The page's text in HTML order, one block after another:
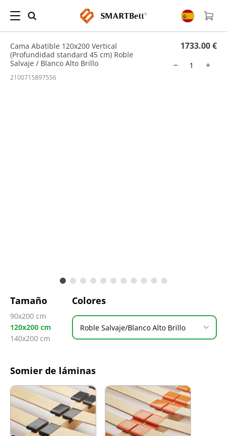
Hogar Cama Abatible
/ Cama Abatible 120x200 Vertical (Profundidad standard 45
Cama Abatible 120x200 Vertical
(Profundidad standard 45 cm) Roble
Salvaje / Blanco Alto Brillo
1733.00 €
−
+
2100715897556
Tamaño
90x200 cm
120x200 cm
140x200 cm
Colores
Roble Salvaje/Blanco Alto Brillo
Somier de láminas